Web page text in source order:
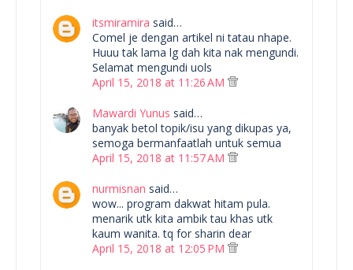
itsmiramira said…
Comel je dengan artikel ni tatau nhape.
Huuu tak lama lg dah kita nak mengundi.
Selamat mengundi uols
April 15, 2018 at 11:26 AM
Mawardi Yunus said…
banyak betol topik/isu yang dikupas ya,
semoga bermanfaatlah untuk semua
April 15, 2018 at 11:57 AM
nurmisnan said…
wow... program dakwat hitam pula.
menarik utk kita ambik tau khas utk
kaum wanita. tq for sharin dear
April 15, 2018 at 12:05 PM